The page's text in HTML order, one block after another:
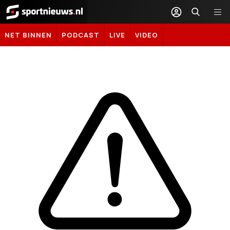
Sportnieuws.nl
NET BINNEN PODCAST LIVE VIDEO